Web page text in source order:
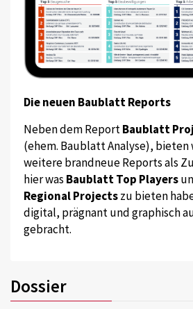
Die neuen Baublatt Reports
Neben dem ReportBaublatt
(ehem. Baublatt Analyse), bieten
weitere brandneue Reports als
hier was Baublatt Top Players
Regional Projectszu bieten
digital, prägnant und graphisch
gebracht.
Dossier